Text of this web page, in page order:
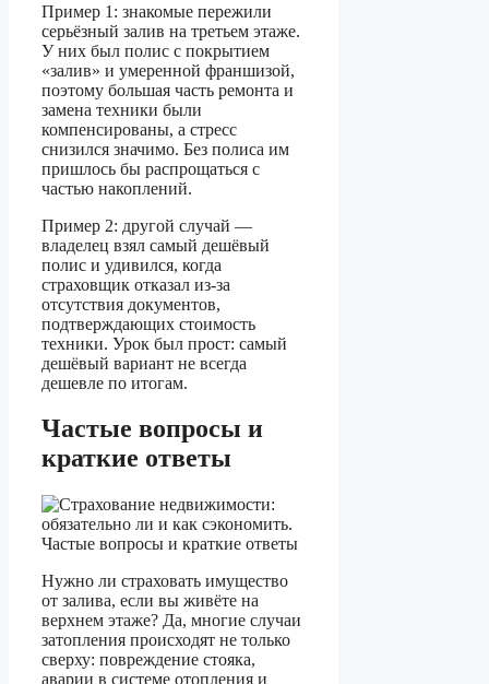
Пример 1: знакомые пережили
серьёзный залив на третьем этаже.
У них был полис с покрытием
«залив» и умеренной франшизой,
поэтому большая часть ремонта и
замена техники были
компенсированы, а стресс
снизился значимо. Без полиса им
пришлось бы распрощаться с
частью накоплений.
Пример 2: другой случай —
владелец взял самый дешёвый
полис и удивился, когда
страховщик отказал из‑за
отсутствия документов,
подтверждающих стоимость
техники. Урок был прост: самый
дешёвый вариант не всегда
дешевле по итогам.
Частые вопросы и
краткие ответы
Нужно ли страховать имущество
от залива, если вы живёте на
верхнем этаже? Да, многие случаи
затопления происходят не только
сверху: повреждение стояка,
аварии в системе отопления и